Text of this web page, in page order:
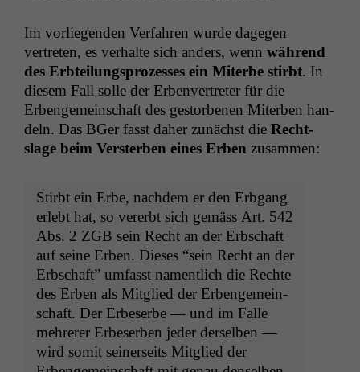
Im vor­liegen­den Ver­fahren wurde dage­gen
vertreten, es ver­halte sich anders, wenn während
des Erbteilung­sprozess­es ein Miterbe stirbt. In
diesem Fall solle der Erben­vertreter für die
Erbenge­mein­schaft des gestor­be­nen Miter­ben han­
deln. Das BGer fasst daher zunächst die Recht­
slage beim Ver­ster­ben eines Erben zusammen:
Stirbt ein Erbe, nach­dem er den Erb­gang
erlebt hat, so vererbt sich gemäss Art. 542
Abs. 2 ZGB sein Recht an der Erb­schaft
auf seine Erben. Dieses “sein Recht an der
Erb­schaft” umfasst namentlich die Rechte
des Erben als Mit­glied der Erbenge­mein­
schaft. Der Erbe­serbe — und im Falle
mehrerer Erbe­ser­ben jed­er der­sel­ben —
wird somit sein­er­seits Mit­glied der